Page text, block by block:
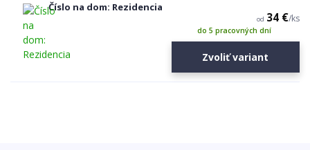
Číslo na dom: Rezidencia
od 34 €/ks
do 5 pracovných dní
Zvoliť variant